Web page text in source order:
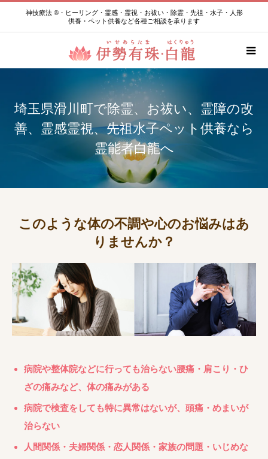
神技療法 ®・ヒーリング・霊感・霊視・お祓い・除霊・先祖・水子・人形
供養・ペット供養など各種ご相談を承ります
埼玉県滑川町で除霊、お祓い、霊障の改
善、霊感霊視、先祖水子ペット供養なら
霊能者白龍へ
このような体の不調や心のお悩みはあ
りませんか？
病院や整体院などに行っても治らない腰痛・肩こり・ひ
ざの痛みなど、体の痛みがある
病院で検査をしても特に異常はないが、頭痛・めまいが
治らない
人間関係・夫婦関係・恋人関係・家族の問題・いじめな